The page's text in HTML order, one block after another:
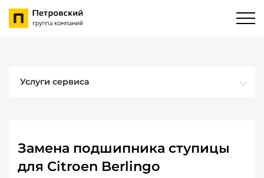
Услуги сервиса
Замена подшипника ступицы
для Citroen Berlingo